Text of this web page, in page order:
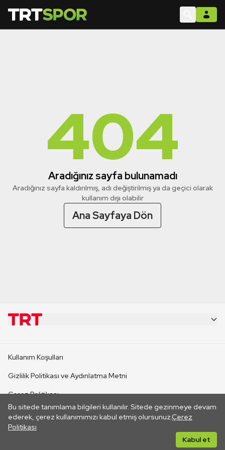
404
Aradığınız sayfa bulunamadı
Aradığınız sayfa kaldırılmış, adı değiştirilmiş ya da geçici olarak
kullanım dışı olabilir
Ana Sayfaya Dön
Bu sitede tanımlama bilgileri kullanılır. Sitede gezinmeye devam
ederek, çerez kullanımımızı kabul etmiş olursunuz.Çerez
Politikası
Kabul et
CANLI YAYINLAR
Kullanım Koşulları
Gizlilik Politikası ve Aydınlatma Metni
Çerez Politikası
İletişim
Her hakkı saklıdır. ©2026 TRT. Bağlantı yoluyla gidilen dış